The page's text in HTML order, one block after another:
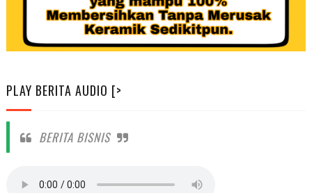
PLAY BERITA AUDIO [>
BERITA BISNIS